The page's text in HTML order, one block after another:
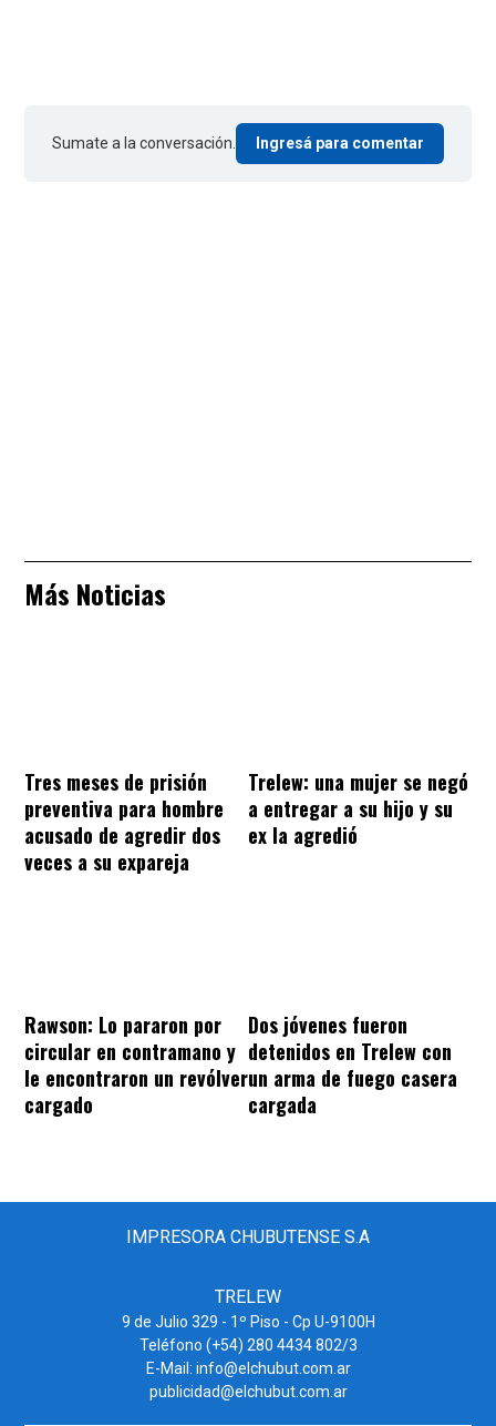
Sumate a la conversación. Ingresá para comentar
Más Noticias
Tres meses de prisión
preventiva para hombre
acusado de agredir dos
veces a su expareja
Trelew: una mujer se negó
a entregar a su hijo y su
ex la agredió
Rawson: Lo pararon por
circular en contramano y
le encontraron un revólver
cargado
Dos jóvenes fueron
detenidos en Trelew con
un arma de fuego casera
cargada
IMPRESORA CHUBUTENSE S.A
TRELEW
9 de Julio 329 - 1º Piso - Cp U-9100H
Teléfono (+54) 280 4434 802/3
E-Mail: info@elchubut.com.ar
publicidad@elchubut.com.ar